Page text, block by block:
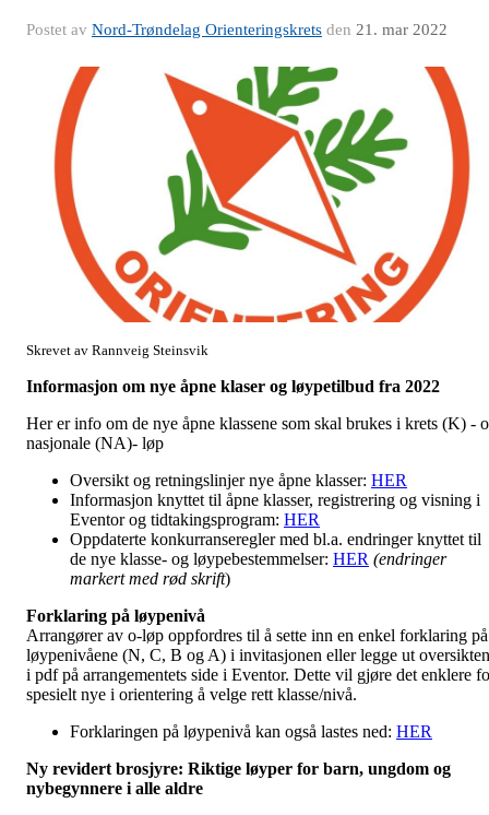
Postet av Nord-Trøndelag Orienteringskrets den 21. mar 2022
Skrevet av Rannveig Steinsvik
Informasjon om nye åpne klaser og løypetilbud fra 2022
Her er info om de nye åpne klassene som skal brukes i krets (K) -
nasjonale (NA)- løp
Oversikt og retningslinjer nye åpne klasser: HER
Informasjon knyttet til åpne klasser, registrering og visning i
Eventor og tidtakingsprogram: HER
Oppdaterte konkurranseregler med bl.a. endringer knyttet til
de nye klasse- og løypebestemmelser: HER (endringer
markert med rød skrift)
Forklaring på løypenivå
Arrangører av o-løp oppfordres til å sette inn en enkel forklaring på
løypenivåene (N, C, B og A) i invitasjonen eller legge ut oversikten
i pdf på arrangementets side i Eventor. Dette vil gjøre det enklere
spesielt nye i orientering å velge rett klasse/nivå.
Forklaringen på løypenivå kan også lastes ned: HER
Ny revidert brosjyre: Riktige løyper for barn, ungdom og
nybegynnere i alle aldre